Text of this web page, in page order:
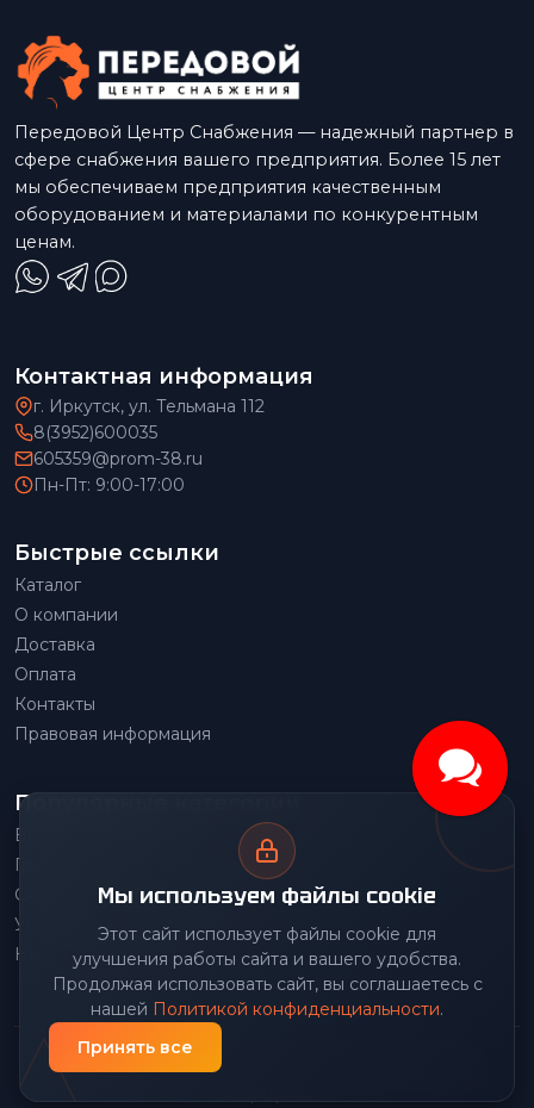
Мы используем файлы cookie
Этот сайт использует файлы cookie для
улучшения работы сайта и вашего удобства.
Продолжая использовать сайт, вы соглашаетесь с
нашей Политикой конфиденциальности.
Принять все
Передовой Центр Снабжения — надежный партнер в
сфере снабжения вашего предприятия. Более 15 лет
мы обеспечиваем предприятия качественным
оборудованием и материалами по конкурентным
ценам.
Контактная информация
г. Иркутск, ул. Тельмана 112
8(3952)600035
605359@prom-38.ru
Пн-Пт: 9:00-17:00
Быстрые ссылки
Каталог
О компании
Доставка
Оплата
Контакты
Правовая информация
Популярные категории
Весовое оборудование
Грузоподъемное оборудование
Складское оборудование
Упаковочное оборудование
Наше производство
© 2026 Передовой Центр снабжения. Все права